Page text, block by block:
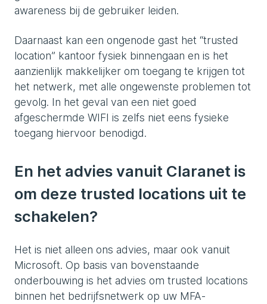
awareness bij de gebruiker leiden.
Daarnaast kan een ongenode gast het “trusted
location” kantoor fysiek binnengaan en is het
aanzienlijk makkelijker om toegang te krijgen tot
het netwerk, met alle ongewenste problemen tot
gevolg. In het geval van een niet goed
afgeschermde WIFI is zelfs niet eens fysieke
toegang hiervoor benodigd.
En het advies vanuit Claranet is
om deze trusted locations uit te
schakelen?
Het is niet alleen ons advies, maar ook vanuit
Microsoft. Op basis van bovenstaande
onderbouwing is het advies om trusted locations
binnen het bedrijfsnetwerk op uw MFA-